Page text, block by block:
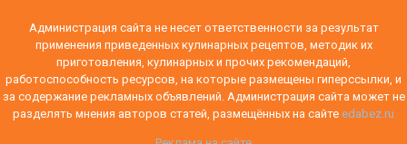
Администрация сайта не несет ответственности за результат
применения приведенных кулинарных рецептов, методик их
приготовления, кулинарных и прочих рекомендаций,
работоспособность ресурсов, на которые размещены гиперссылки, и
за содержание рекламных объявлений. Администрация сайта может не
разделять мнения авторов статей, размещённых на сайте edabez.ru